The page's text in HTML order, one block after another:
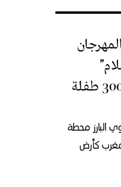
انطلاق الدورة 18 المهرجان
بمشاركة اكثر من 300 طفلة
البارز محطة
كأرض